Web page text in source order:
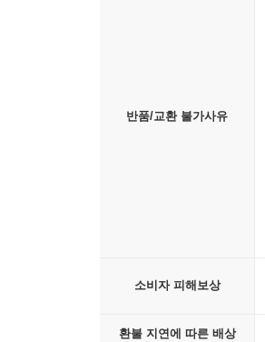
반품/교환 불가사유
소비자 피해보상
환불 지연에 따른 배상